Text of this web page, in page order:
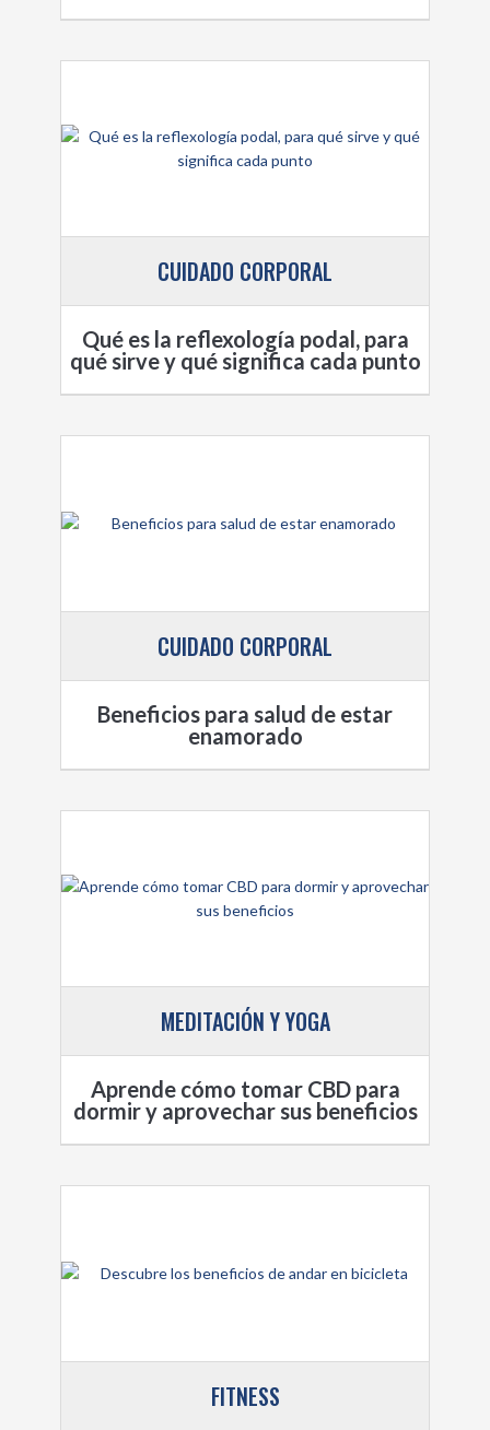
CUIDADO CORPORAL
Qué es la reflexología podal, para
qué sirve y qué significa cada punto
CUIDADO CORPORAL
Beneficios para salud de estar
enamorado
MEDITACIÓN Y YOGA
Aprende cómo tomar CBD para
dormir y aprovechar sus beneficios
FITNESS